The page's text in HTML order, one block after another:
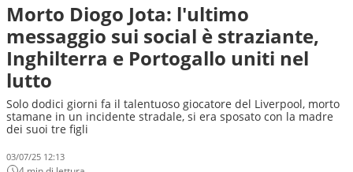
Morto Diogo Jota: l'ultimo
messaggio sui social è straziante,
Inghilterra e Portogallo uniti nel
lutto
Solo dodici giorni fa il talentuoso giocatore del Liverpool, morto
stamane in un incidente stradale, si era sposato con la madre
dei suoi tre figli
03/07/25 12:13